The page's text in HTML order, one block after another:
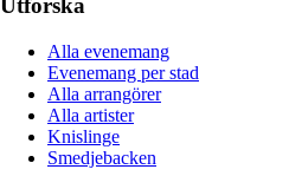
Utforska
Alla evenemang
Evenemang per stad
Alla arrangörer
Alla artister
Knislinge
Smedjebacken